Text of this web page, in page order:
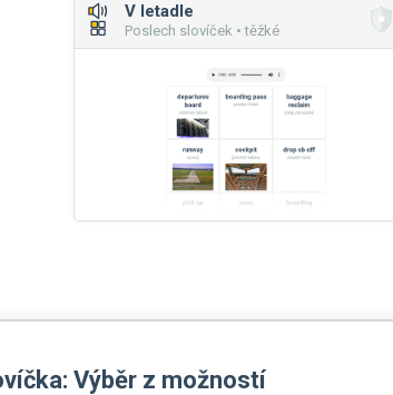
V letadle
Poslech slovíček • těžké
Výběr z možností